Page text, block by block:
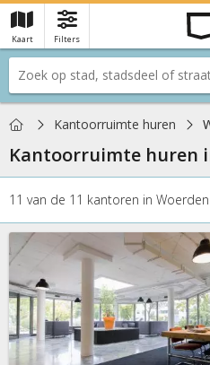
Kaart Filters
Je hebt nog geen favorieten
HomeKantoorruimte huren
Kantoorruimte huren
11 van de 11 kantoren in Woerden